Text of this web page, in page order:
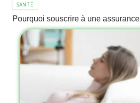
SANTÉ
Pourquoi souscrire à une